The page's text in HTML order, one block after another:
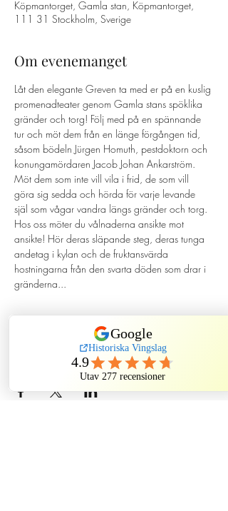
Köpmantorget, Gamla stan, Köpmantorget,
111 31 Stockholm, Sverige
Om evenemanget
Låt den elegante Greven ta med er på en kuslig
promenadteater genom Gamla stans spöklika
gränder och torg! Följ med på en spännande
tur och möt dem från en länge förgången tid,
såsom bödeln Jürgen Homuth, pestdoktorn och
konungamördaren Jacob Johan Ankarström.
Möt dem som inte vill vila i frid, de som vill
göra sig sedda och hörda för varje levande
själ som vågar vandra längs gränder och torg.
Hos oss möter du vålnaderna ansikte mot
ansikte! Hör deras släpande steg, deras tunga
andetag i kylan och de fruktansvärda
hostningarna från den svarta döden som drar i
gränderna...
Dela detta evenemang